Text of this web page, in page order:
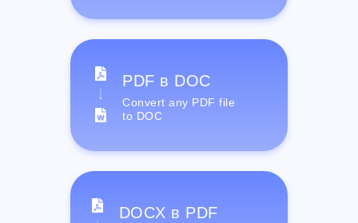
PDF в DOC
Convert any PDF file
to DOC
DOCX в PDF